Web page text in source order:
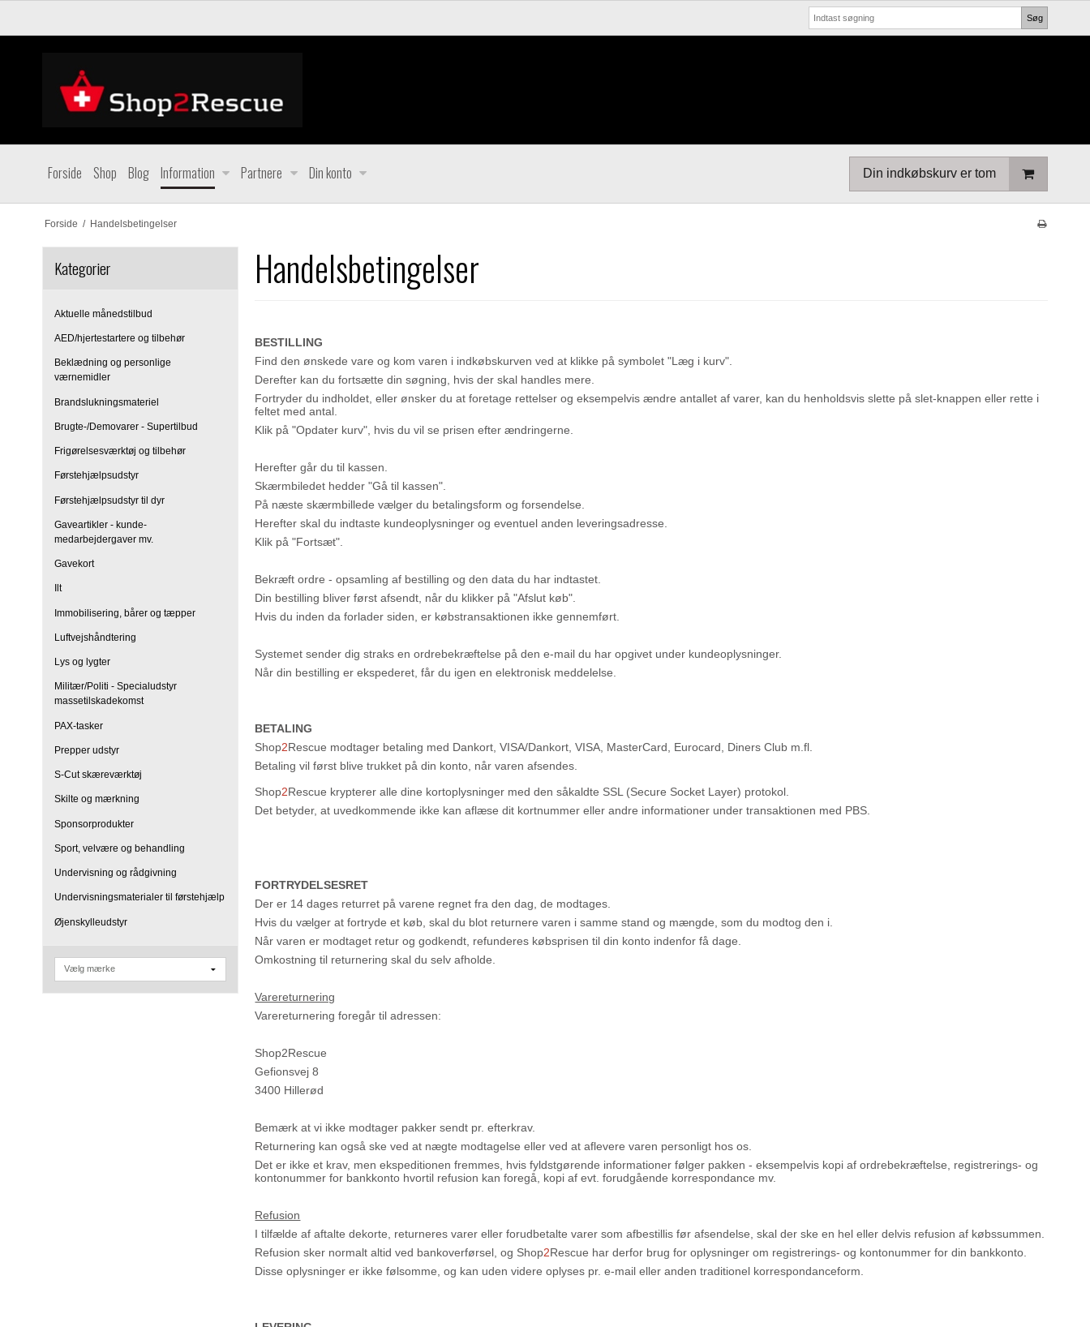
Søg
Forside Shop Blog Information Partnere Din konto Din indkøbskurv er tom
Forside / Handelsbetingelser
Kategorier
Aktuelle månedstilbud
AED/hjertestartere og tilbehør
Beklædning og personlige
værnemidler
Brandslukningsmateriel
Brugte-/Demovarer - Supertilbud
Frigørelsesværktøj og tilbehør
Førstehjælpsudstyr
Førstehjælpsudstyr til dyr
Gaveartikler - kunde-
medarbejdergaver mv.
Gavekort
Ilt
Immobilisering, bårer og tæpper
Luftvejshåndtering
Lys og lygter
Militær/Politi - Specialudstyr
massetilskadekomst
PAX-tasker
Prepper udstyr
S-Cut skæreværktøj
Skilte og mærkning
Sponsorprodukter
Sport, velvære og behandling
Undervisning og rådgivning
Undervisningsmaterialer til førstehjælp
Øjenskylleudstyr
Handelsbetingelser
BESTILLING
Find den ønskede vare og kom varen i indkøbskurven ved at klikke på symbolet "Læg i kurv".
Derefter kan du fortsætte din søgning, hvis der skal handles mere.
Fortryder du indholdet, eller ønsker du at foretage rettelser og eksempelvis ændre antallet af varer, kan du henholdsvis slette på slet-knappen eller rette i
feltet med antal.
Klik på "Opdater kurv", hvis du vil se prisen efter ændringerne.
Herefter går du til kassen.
Skærmbiledet hedder "Gå til kassen".
På næste skærmbillede vælger du betalingsform og forsendelse.
Herefter skal du indtaste kundeoplysninger og eventuel anden leveringsadresse.
Klik på "Fortsæt".
Bekræft ordre - opsamling af bestilling og den data du har indtastet.
Din bestilling bliver først afsendt, når du klikker på "Afslut køb".
Hvis du inden da forlader siden, er købstransaktionen ikke gennemført.
Systemet sender dig straks en ordrebekræftelse på den e-mail du har opgivet under kundeoplysninger.
Når din bestilling er ekspederet, får du igen en elektronisk meddelelse.
BETALING
Shop2Rescue modtager betaling med Dankort, VISA/Dankort, VISA, MasterCard, Eurocard, Diners Club m.fl.
Betaling vil først blive trukket på din konto, når varen afsendes.
Shop2Rescue krypterer alle dine kortoplysninger med den såkaldte SSL (Secure Socket Layer) protokol.
Det betyder, at uvedkommende ikke kan aflæse dit kortnummer eller andre informationer under transaktionen med PBS.
FORTRYDELSESRET
Der er 14 dages returret på varene regnet fra den dag, de modtages.
Hvis du vælger at fortryde et køb, skal du blot returnere varen i samme stand og mængde, som du modtog den i.
Når varen er modtaget retur og godkendt, refunderes købsprisen til din konto indenfor få dage.
Omkostning til returnering skal du selv afholde.
Varereturnering
Varereturnering foregår til adressen:
Shop2Rescue
Gefionsvej 8
3400 Hillerød
Bemærk at vi ikke modtager pakker sendt pr. efterkrav.
Returnering kan også ske ved at nægte modtagelse eller ved at aflevere varen personligt hos os.
Det er ikke et krav, men ekspeditionen fremmes, hvis fyldstgørende informationer følger pakken - eksempelvis kopi af ordrebekræftelse, registrerings- og
kontonummer for bankkonto hvortil refusion kan foregå, kopi af evt. forudgående korrespondance mv.
Refusion
I tilfælde af aftalte dekorte, returneres varer eller forudbetalte varer som afbestillis før afsendelse, skal der ske en hel eller delvis refusion af købssummen.
Refusion sker normalt altid ved bankoverførsel, og Shop2Rescue har derfor brug for oplysninger om registrerings- og kontonummer for din bankkonto.
Disse oplysninger er ikke følsomme, og kan uden videre oplyses pr. e-mail eller anden traditionel korrespondanceform.